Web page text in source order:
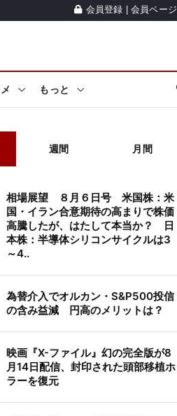
会員登録 会員ページ
もっと
週間 月間
相場展望 ８月６日号 米国株：米
国・イラン合意期待の高まりで株価
高騰したが、はたして本当か？ 日
本株：半導体シリコンサイクルは3
～4..
為替介入でオルカン・S&P500投信
の含み益減 円高のメリットは？
映画『X-ファイル』幻の完全版が8
月14日配信、封印された頭部移植ホ
ラーを復元